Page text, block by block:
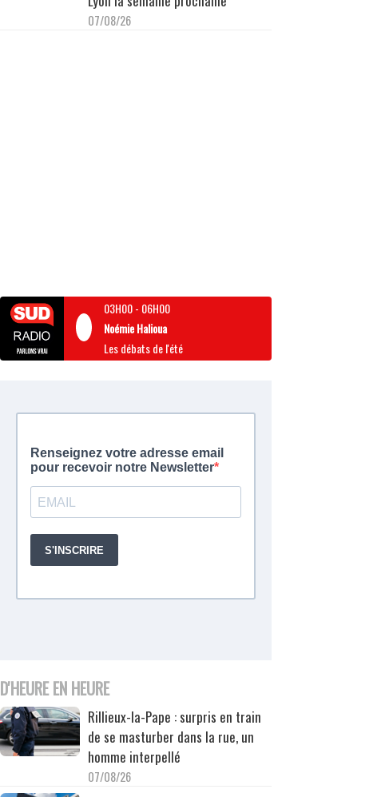
07/08/26
03H00- 06H00
Noémie Halioua
Les débats de l'été
D'HEURE EN HEURE
Rillieux-la-Pape : surpris en train
de se masturber dans la rue, un
homme interpellé
07/08/26